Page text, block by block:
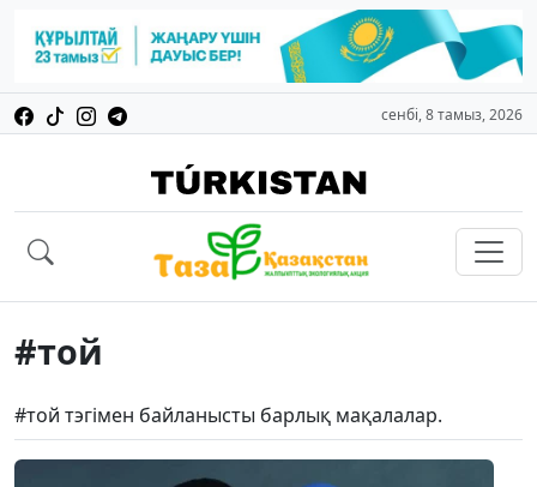
сенбі, 8 тамыз, 2026
#той
#той тэгімен байланысты барлық мақалалар.